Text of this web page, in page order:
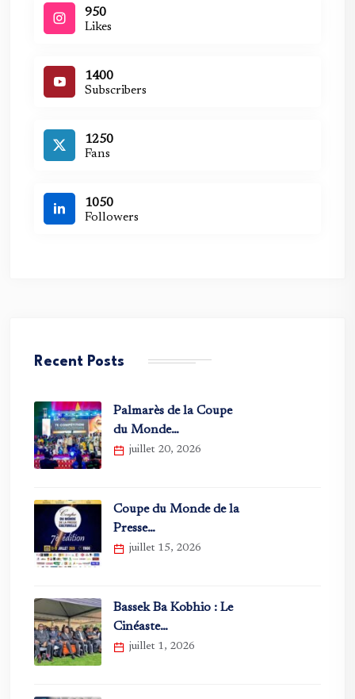
950
Likes
1400
Subscribers
1250
Fans
1050
Followers
Recent Posts
Palmarès de la Coupe
du Monde…
juillet 20, 2026
Coupe du Monde de la
Presse…
juillet 15, 2026
Bassek Ba Kobhio : Le
Cinéaste…
juillet 1, 2026